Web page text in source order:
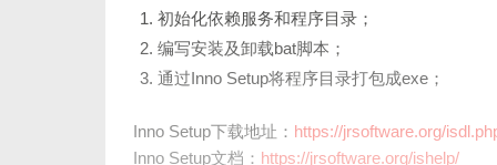
初始化依赖服务和程序目录；
编写安装及卸载bat脚本；
通过Inno Setup将程序目录打包成exe；
Inno Setup下载地址： https://jrsoftware.org/
Inno Setup文档： https://jrsoftware.org/ishelp/